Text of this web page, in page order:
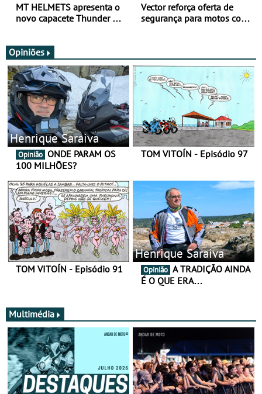
MT HELMETS apresenta o
novo capacete Thunder 4 R
Vector reforça oferta de
segurança para motos com
Opiniões
Henrique Saraiva
Opinião
100 MILHÕES?
TOM VITOÍN - Episódio 97
TOM VITOÍN - Episódio 91
Henrique Saraiva
Opinião
É O QUE ERA…
Multimédia